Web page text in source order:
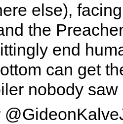
else),
the
end
can get
nobody